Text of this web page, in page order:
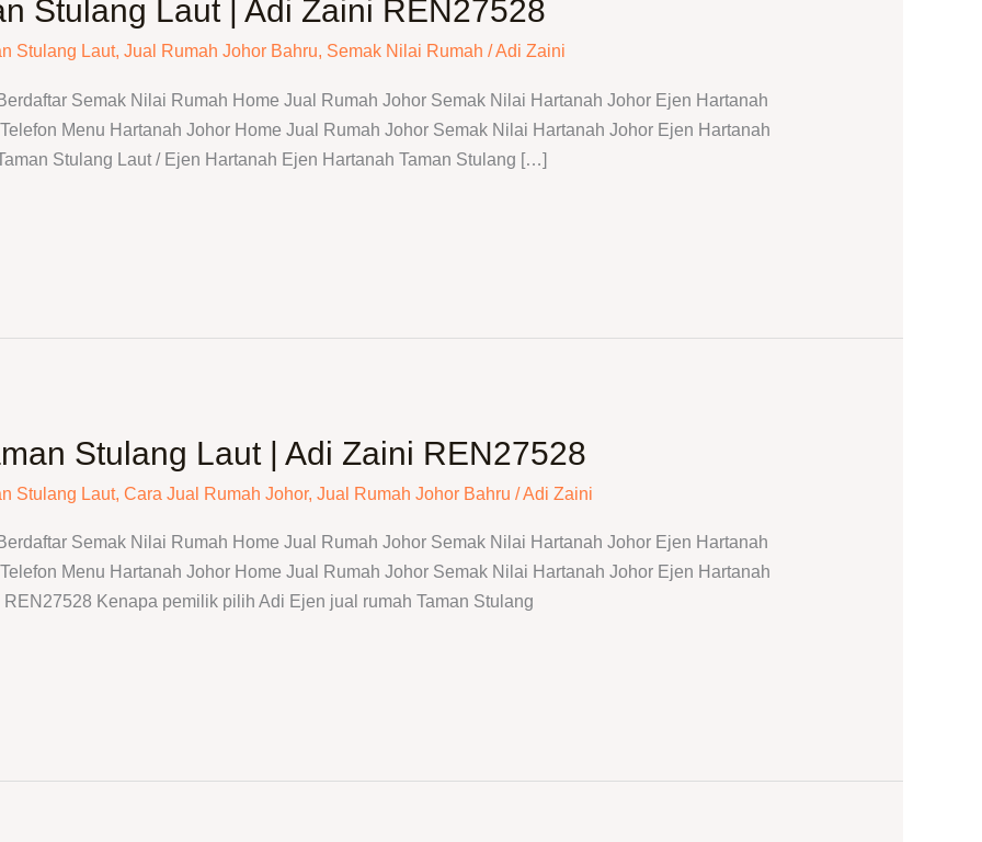
Stulang Laut | Adi Zaini REN27528
Stulang Laut, Jual Rumah Johor Bahru, Semak Nilai Rumah /Adi Zaini
Semak Nilai Rumah Home Jual Rumah Johor Semak Nilai Hartanah Johor Ejen Hartanah
Menu Hartanah Johor Home Jual Rumah Johor Semak Nilai Hartanah Johor Ejen Hartanah
Stulang Laut / Ejen Hartanah Ejen Hartanah Taman Stulang […]
Stulang Laut | Adi Zaini REN27528
Stulang Laut, Cara Jual Rumah Johor, Jual Rumah Johor Bahru /Adi Zaini
Semak Nilai Rumah Home Jual Rumah Johor Semak Nilai Hartanah Johor Ejen Hartanah
Menu Hartanah Johor Home Jual Rumah Johor Semak Nilai Hartanah Johor Ejen Hartanah
Kenapa pemilik pilih Adi Ejen jual rumah Taman Stulang